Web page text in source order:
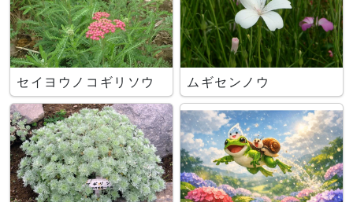
セイヨウノコギリソウ ムギセンノウ